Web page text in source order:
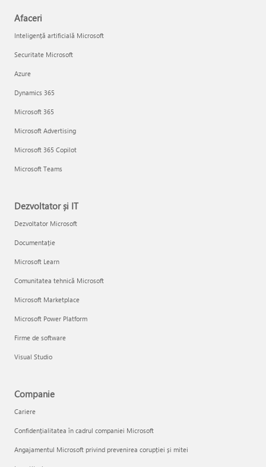
Afaceri
Inteligență artificială Microsoft
Securitate Microsoft
Azure
Dynamics 365
Microsoft 365
Microsoft Advertising
Microsoft 365 Copilot
Microsoft Teams
Dezvoltator și IT
Dezvoltator Microsoft
Documentație
Microsoft Learn
Comunitatea tehnică Microsoft
Microsoft Marketplace
Microsoft Power Platform
Firme de software
Visual Studio
Companie
Cariere
Confidențialitatea în cadrul companiei Microsoft
Angajamentul Microsoft privind prevenirea corupției și mitei